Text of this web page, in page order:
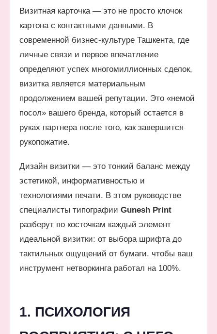
Визитная карточка — это не просто клочок
картона с контактными данными. В
современной бизнес-культуре Ташкента, где
личные связи и первое впечатление
определяют успех многомиллионных сделок,
визитка является материальным
продолжением вашей репутации. Это «немой
посол» вашего бренда, который остается в
руках партнера после того, как завершится
рукопожатие.
Дизайн визитки — это тонкий баланс между
эстетикой, информативностью и
технологиями печати. В этом руководстве
специалисты типографии Gunesh Print
разберут по косточкам каждый элемент
идеальной визитки: от выбора шрифта до
тактильных ощущений от бумаги, чтобы ваш
инструмент нетворкинга работал на 100%.
1. ПСИХОЛОГИЯ